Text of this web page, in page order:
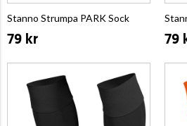
Stanno Strumpa PARK Sock
79 kr 79